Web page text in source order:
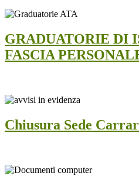
GRADUATORIE DI
FASCIA
Chiusura Sede